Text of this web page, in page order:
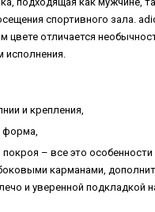
спортивного зала.
цвете отличается
исполнения.
и крепления,
форма,
– все это особенности
карманами,
и уверенной подкладкой